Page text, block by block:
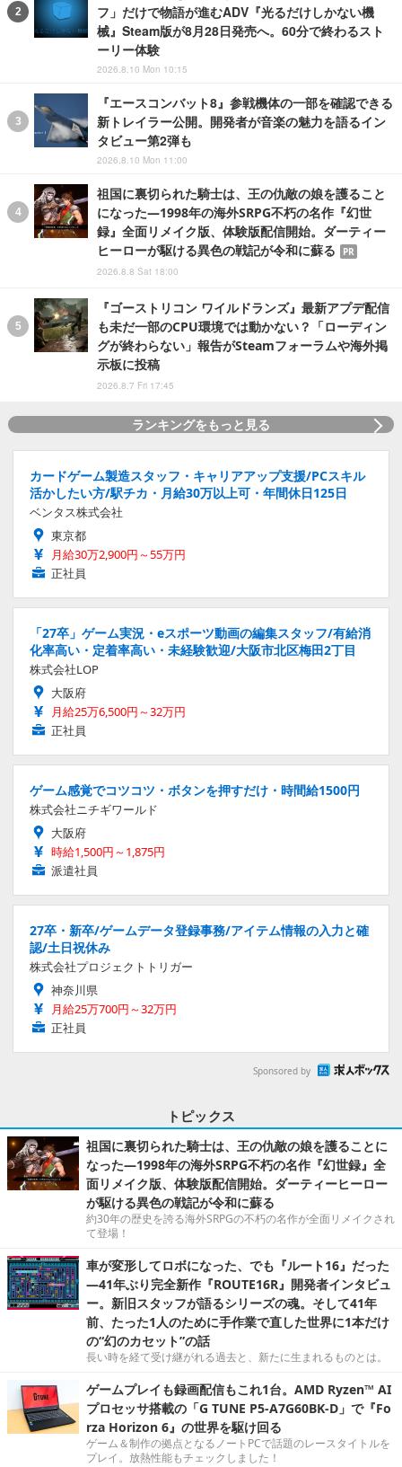
フ」だけで物語が進むADV『光るだけしかない機
械』Steam版が8月28日発売へ。60分で終わるスト
ーリー体験
2026.8.10 Mon 10:15
『エースコンバット8』参戦機体の一部を確認できる
新トレイラー公開。開発者が音楽の魅力を語るイン
タビュー第2弾も
2026.8.10 Mon 11:00
祖国に裏切られた騎士は、王の仇敵の娘を護ること
になった―1998年の海外SRPG不朽の名作『幻世
録』全面リメイク版、体験版配信開始。ダーティー
ヒーローが駆ける異色の戦記が令和に蘇る
PR
2026.8.8 Sat 18:00
『ゴーストリコン ワイルドランズ』最新アプデ配信
も未だ一部のCPU環境では動かない？「ローディン
グが終わらない」報告がSteamフォーラムや海外掲
示板に投稿
2026.8.7 Fri 17:45
ランキングをもっと見る
カードゲーム製造スタッフ・キャリアアップ支援/PCスキル
活かしたい方/駅チカ・月給30万以上可・年間休日125日
ベンタス株式会社
東京都
月給30万2,900円～55万円
正社員
「27卒」ゲーム実況・eスポーツ動画の編集スタッフ/有給消
化率高い・定着率高い・未経験歓迎/大阪市北区梅田2丁目
株式会社LOP
大阪府
月給25万6,500円～32万円
正社員
ゲーム感覚でコツコツ・ボタンを押すだけ・時間給1500円
株式会社ニチギワールド
大阪府
時給1,500円～1,875円
派遣社員
27卒・新卒/ゲームデータ登録事務/アイテム情報の入力と確
認/土日祝休み
株式会社プロジェクトトリガー
神奈川県
月給25万700円～32万円
正社員
Sponsored by
トピックス
祖国に裏切られた騎士は、王の仇敵の娘を護ることに
なった―1998年の海外SRPG不朽の名作『幻世録』全
面リメイク版、体験版配信開始。ダーティーヒーロー
が駆ける異色の戦記が令和に蘇る
約30年の歴史を誇る海外SRPGの不朽の名作が全面リメイクされ
て登場！
車が変形してロボになった、でも『ルート16』だった
―41年ぶり完全新作『ROUTE16R』開発者インタビュ
ー。新旧スタッフが語るシリーズの魂。そして41年
前、たった1人のために手作業で直した世界に1本だけ
の“幻のカセット”の話
長い時を経て受け継がれる過去と、新たに生まれるものとは。
ゲームプレイも録画配信もこれ1台。AMD Ryzen™ AI
プロセッサ搭載の「G TUNE P5-A7G60BK-D」で『Fo
rza Horizon 6』の世界を駆け回る
ゲーム＆制作の拠点となるノートPCで話題のレースタイトルを
プレイ。放熱性能もチェックしました！